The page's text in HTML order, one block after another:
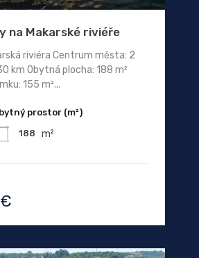
na Makarské riviéře
riviéra Centrum města: 2
km Obytná plocha: 188 m²
155 m²...
prostor (m²)
188 m²